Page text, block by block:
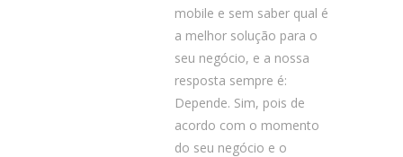
mobile e sem saber qual é
a melhor solução para o
seu negócio, e a nossa
resposta sempre é:
Depende. Sim, pois de
acordo com o momento
do seu negócio e o